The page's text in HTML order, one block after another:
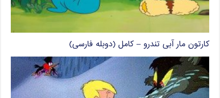
کارتون مار آبی تندرو – کامل (دوبله فارسی)